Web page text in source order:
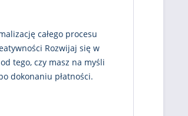
całego procesu
Rozwijaj się w
tego, czy masz na myśli
dokonaniu płatności.